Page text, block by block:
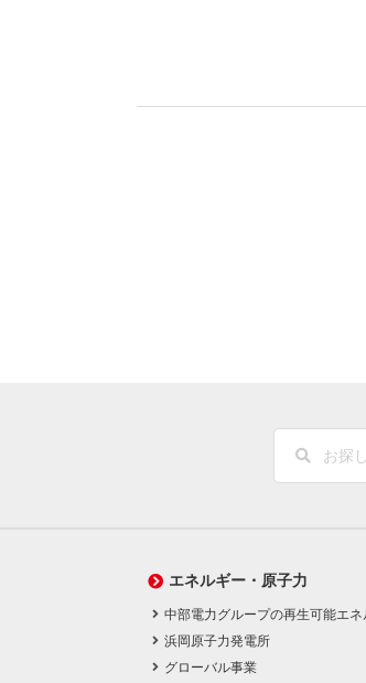
エネルギー・原子力
中部電力グループの再生可能エネ
浜岡原子力発電所
グローバル事業